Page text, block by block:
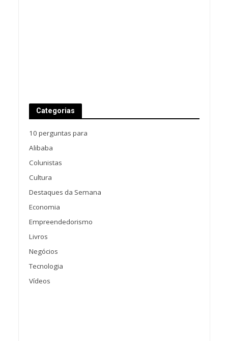
Categorias
10 perguntas para
Alibaba
Colunistas
Cultura
Destaques da Semana
Economia
Empreendedorismo
Livros
Negócios
Tecnologia
Vídeos